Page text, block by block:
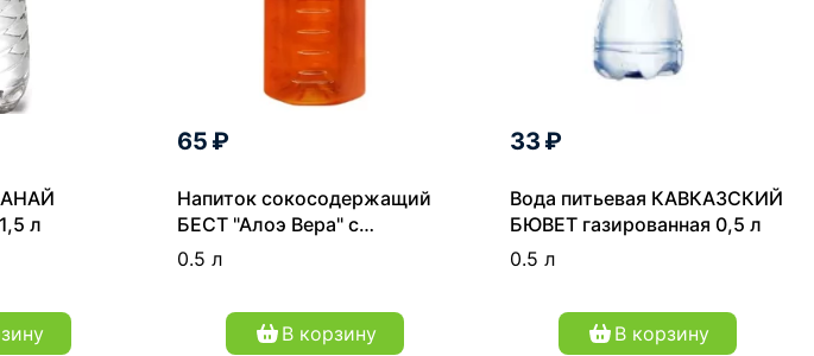
л
65 ₽
Напиток сокосодержащий
БЕСТ "Алоэ Вера" с
клубникой негазированный
0.5 л
В корзину
33 ₽
Вода питьевая КАВКАЗСКИЙ
БЮВЕТ газированная 0,5 л
0.5 л
В корзину